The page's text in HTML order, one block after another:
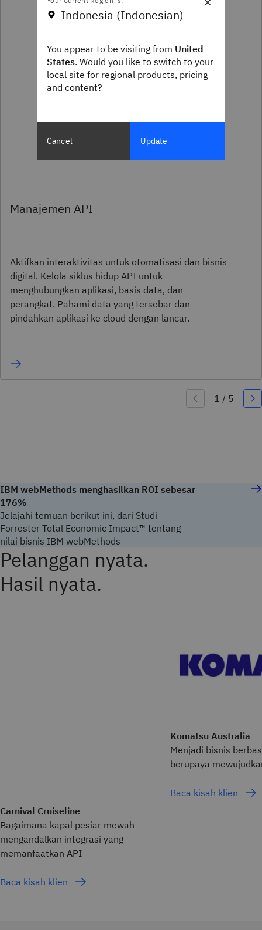
Manajemen API
Aktifkan interaktivitas untuk otomatisasi dan bisnis
digital. Kelola siklus hidup API untuk
menghubungkan aplikasi, basis data, dan
perangkat. Pahami data yang tersebar dan
pindahkan aplikasi ke cloud dengan lancar.
IBM webMethods menghasilkan ROI sebesar
176%
Jelajahi temuan berikut ini, dari Studi
Forrester Total Economic Impact™ tentang
nilai bisnis IBM webMethods
Pelanggan nyata.
Hasil nyata.
Carnival Cruiseline
Bagaimana kapal pesiar mewah
mengandalkan integrasi yang
memanfaatkan API
Baca kisah klien
Komatsu Australia
Menjadi bisnis
berupaya
Baca kisah klien
Indonesia (Indonesian)
You appear to be visiting from United
States. Would you like to switch to your
local site for regional products, pricing
and content?
Cancel Update